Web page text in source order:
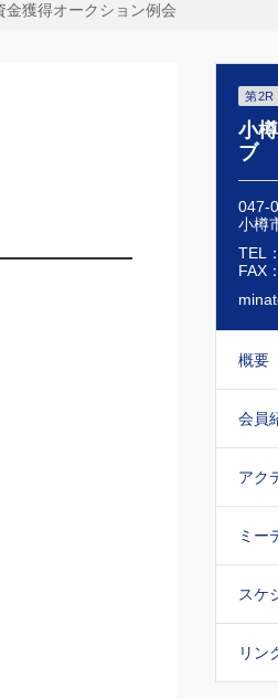
金獲得オークション例会
第2R
小
ブ
047-
小樽
TEL
FAX
概要
会員
アク
ミー
スケ
リン